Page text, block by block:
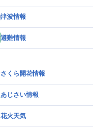
津波情報
避難情報
さくら開花情報
あじさい情報
花火天気